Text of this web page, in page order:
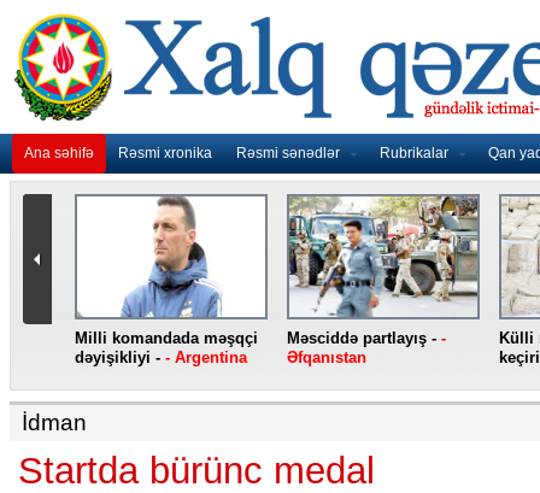
Ana səhifə Rəsmi xronika Rəsmi sənədlər Rubrikalar Qan
Milli komandada məşqçi
dəyişikliyi - - Argentina
Məsciddə partlayış - -
Əfqanıstan
Külli
İdman
Startda bürünc medal